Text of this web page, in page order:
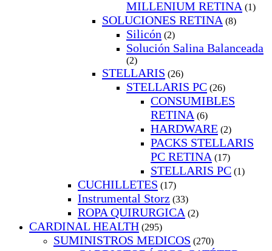
MILLENIUM RETINA (1)
SOLUCIONES RETINA (8)
Silicón (2)
Solución Salina Balanceada
(2)
STELLARIS (26)
STELLARIS PC (26)
CONSUMIBLES
RETINA (6)
HARDWARE (2)
PACKS STELLARIS
PC RETINA (17)
STELLARIS PC (1)
CUCHILLETES (17)
Instrumental Storz (33)
ROPA QUIRURGICA (2)
CARDINAL HEALTH (295)
SUMINISTROS MEDICOS (270)